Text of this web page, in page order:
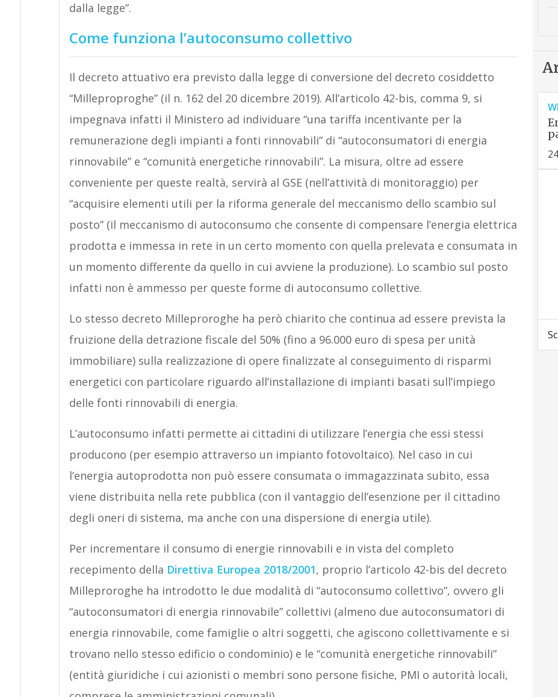
dalla legge”.
Come funziona l’autoconsumo collettivo
Il decreto attuativo era previsto dalla legge di conversione del decreto cosiddetto
“Milleproproghe” (il n. 162 del 20 dicembre 2019). All’articolo 42-bis, comma 9, si
impegnava infatti il Ministero ad individuare “una tariffa incentivante per la
remunerazione degli impianti a fonti rinnovabili” di “autoconsumatori di energia
rinnovabile” e “comunità energetiche rinnovabili”. La misura, oltre ad essere
conveniente per queste realtà, servirà al GSE (nell’attività di monitoraggio) per
“acquisire elementi utili per la riforma generale del meccanismo dello scambio sul
posto” (il meccanismo di autoconsumo che consente di compensare l’energia elettrica
prodotta e immessa in rete in un certo momento con quella prelevata e consumata in
un momento differente da quello in cui avviene la produzione). Lo scambio sul posto
infatti non è ammesso per queste forme di autoconsumo collettive.
Lo stesso decreto Milleproroghe ha però chiarito che continua ad essere prevista la
fruizione della detrazione fiscale del 50% (fino a 96.000 euro di spesa per unità
immobiliare) sulla realizzazione di opere finalizzate al conseguimento di risparmi
energetici con particolare riguardo all’installazione di impianti basati sull’impiego
delle fonti rinnovabili di energia.
L’autoconsumo infatti permette ai cittadini di utilizzare l’energia che essi stessi
producono (per esempio attraverso un impianto fotovoltaico). Nel caso in cui
l’energia autoprodotta non può essere consumata o immagazzinata subito, essa
viene distribuita nella rete pubblica (con il vantaggio dell’esenzione per il cittadino
degli oneri di sistema, ma anche con una dispersione di energia utile).
Per incrementare il consumo di energie rinnovabili e in vista del completo
recepimento della Direttiva Europea 2018/2001, proprio l’articolo 42-bis del decreto
Milleproroghe ha introdotto le due modalità di “autoconsumo collettivo”, ovvero gli
“autoconsumatori di energia rinnovabile” collettivi (almeno due autoconsumatori di
energia rinnovabile, come famiglie o altri soggetti, che agiscono collettivamente e si
trovano nello stesso edificio o condominio) e le “comunità energetiche rinnovabili”
(entità giuridiche i cui azionisti o membri sono persone fisiche, PMI o autorità locali,